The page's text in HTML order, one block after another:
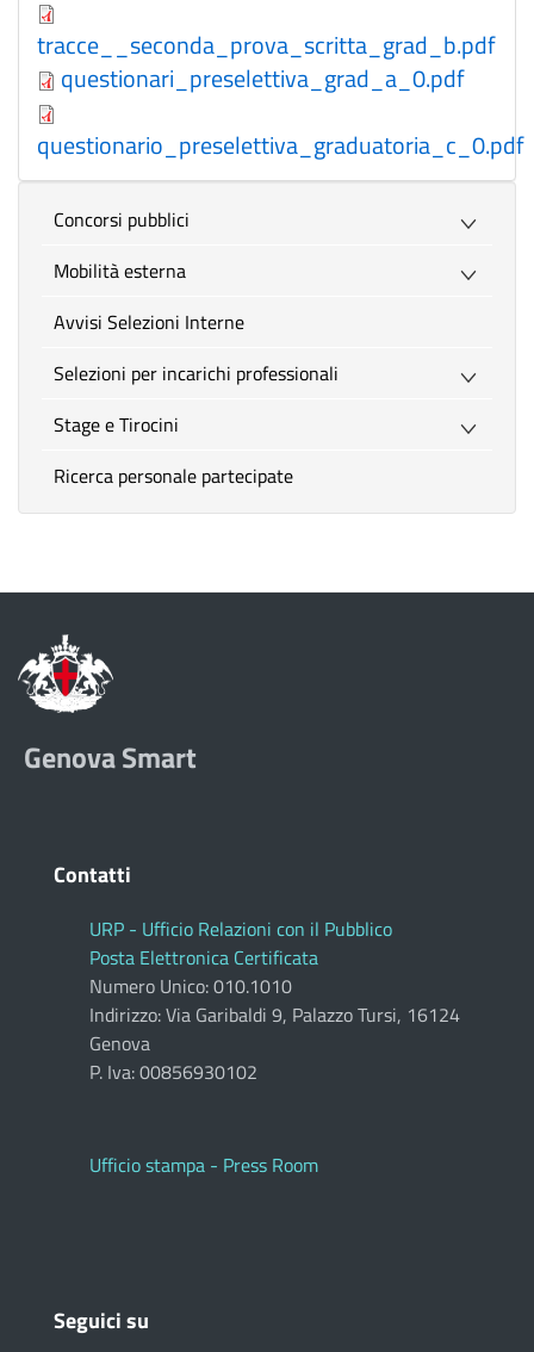
tracce__seconda_prova_scritta_grad_b.pdf
questionari_preselettiva_grad_a_0.pdf
questionario_preselettiva_graduatoria_c_0.pdf
Concorsi pubblici
Mobilità esterna
Avvisi Selezioni Interne
Selezioni per incarichi professionali
Stage e Tirocini
Ricerca personale partecipate
Genova Smart
Contatti
URP - Ufficio Relazioni con il Pubblico
Posta Elettronica Certificata
Numero Unico: 010.1010
Indirizzo: Via Garibaldi 9, Palazzo Tursi, 16124
Genova
P. Iva: 00856930102
Ufficio stampa - Press Room
Seguici su